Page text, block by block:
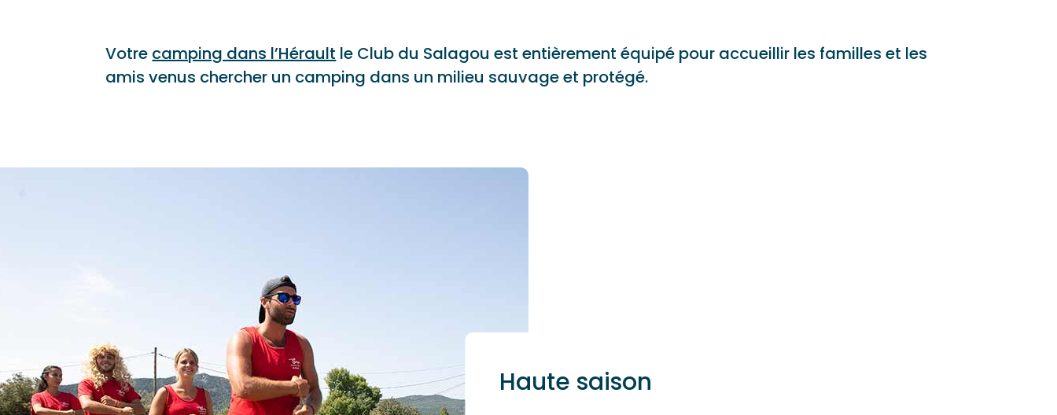
Votre camping dans l’Hérault le Club du Salagou est entièrement équipé pour accueillir les familles et les
amis venus chercher un camping dans un milieu sauvage et protégé.
Haute saison